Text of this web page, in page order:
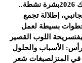
بشرة نشطة..
إطلالة تجمع
بسيطة لعمل
تسريحة اللوب القصير
الأسباب والحلول
المنزلصبغات شعر